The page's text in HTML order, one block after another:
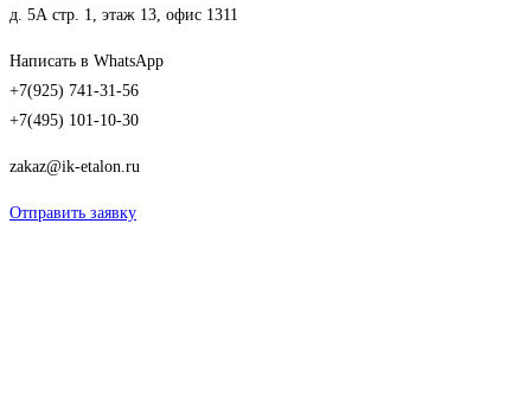
д. 5А стр. 1, этаж 13, офис 1311
Написать в WhatsApp
+7(925) 741-31-56
+7(495) 101-10-30
zakaz@ik-etalon.ru
Отправить заявку